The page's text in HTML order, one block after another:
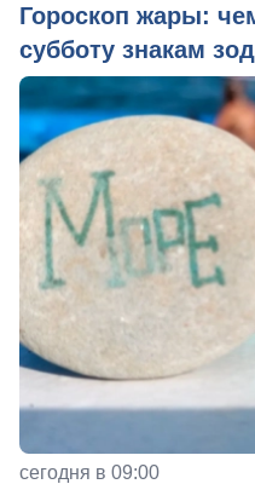
Гороскоп жары:
субботу знакам
сегодня в 09:00